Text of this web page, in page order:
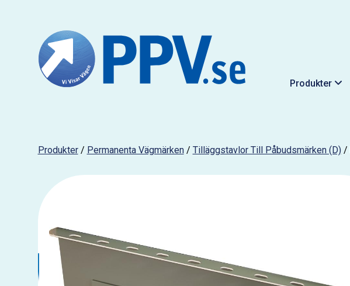
Produkter
Produkter/ Permanenta Vägmärken/ Tilläggstavlor Till Påbudsmärken (D)/